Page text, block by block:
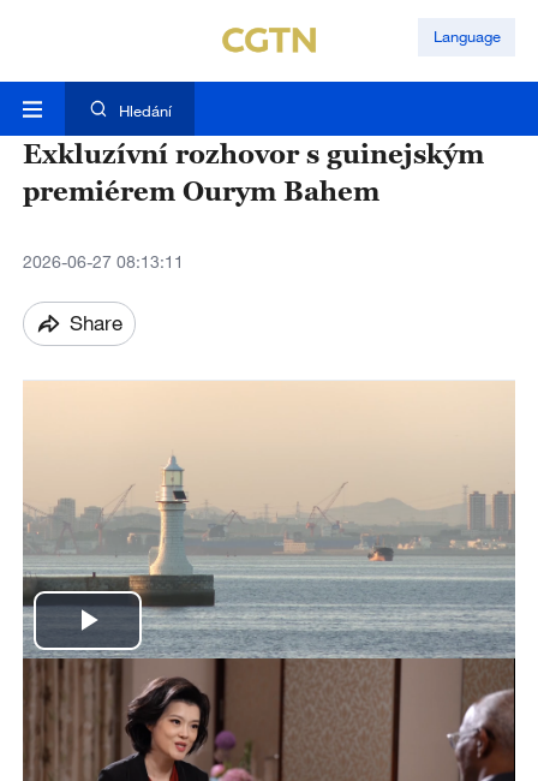
Language
Hledání
Exkluzívní rozhovor s guinejským
premiérem Ourym Bahem
2026-06-27 08:13:11
Share
P
a